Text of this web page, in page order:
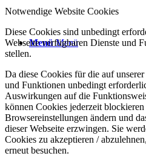
Menü Menü
Notwendige Website Cookies
Diese Cookies sind unbedingt
Webseite verfügbaren Dienste und
stellen.
Da diese Cookies für die auf
und Funktionen unbedingt
Auswirkungen auf die
können Cookies jederzeit
Browsereinstellungen ändern und
dieser Webseite erzwingen. Sie
Cookies zu akzeptieren /
erneut besuchen.